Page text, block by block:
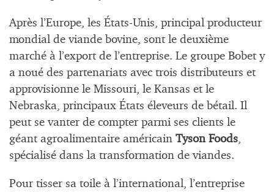
Après l’Europe, les États-Unis, principal producteur
mondial de viande bovine, sont le deuxième
marché à l’export de l’entreprise. Le groupe Bobet y
a noué des partenariats avec trois distributeurs et
approvisionne le Missouri, le Kansas et le
Nebraska, principaux États éleveurs de bétail. Il
peut se vanter de compter parmi ses clients le
géant agroalimentaire américain Tyson Foods,
spécialisé dans la transformation de viandes.
Pour tisser sa toile à l’international, l’entreprise